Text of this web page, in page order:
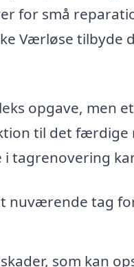
for små
Værløse tilbyde
opgave, men
til det
i tagrenovering
nuværende tag
som kan